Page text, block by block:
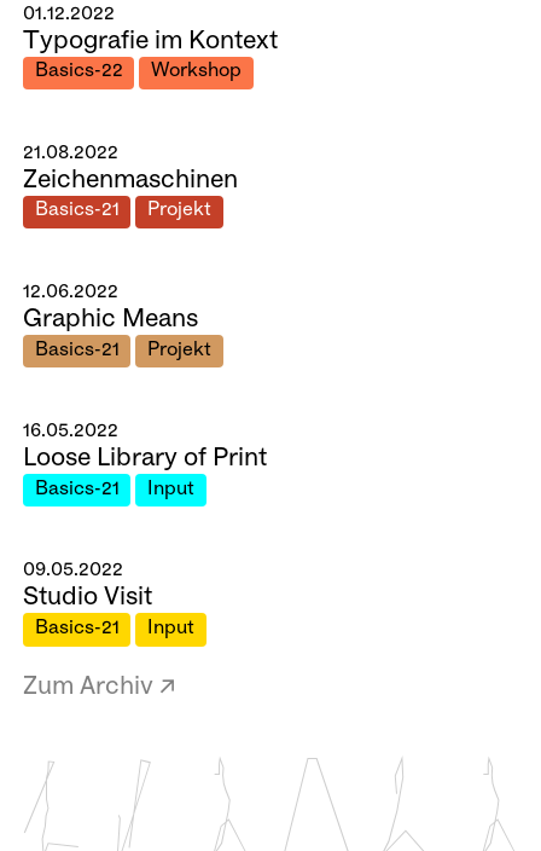
01.12.2022
Typografie im Kontext
Basics-22 Workshop
21.08.2022
Zeichenmaschinen
Basics-21 Projekt
12.06.2022
Graphic Means
Basics-21 Projekt
16.05.2022
Loose Library of Print
Basics-21 Input
09.05.2022
Studio Visit
Basics-21 Input
Zum Archiv ↗